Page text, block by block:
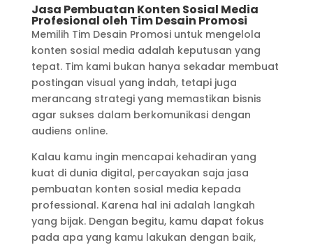
Jasa Pembuatan Konten Sosial Media
Profesional oleh Tim Desain Promosi
Memilih Tim Desain Promosi untuk mengelola
konten sosial media adalah keputusan yang
tepat. Tim kami bukan hanya sekadar membuat
postingan visual yang indah, tetapi juga
merancang strategi yang memastikan bisnis
agar sukses dalam berkomunikasi dengan
audiens online.
Kalau kamu ingin mencapai kehadiran yang
kuat di dunia digital, percayakan saja jasa
pembuatan konten sosial media kepada
professional. Karena hal ini adalah langkah
yang bijak. Dengan begitu, kamu dapat fokus
pada apa yang kamu lakukan dengan baik,